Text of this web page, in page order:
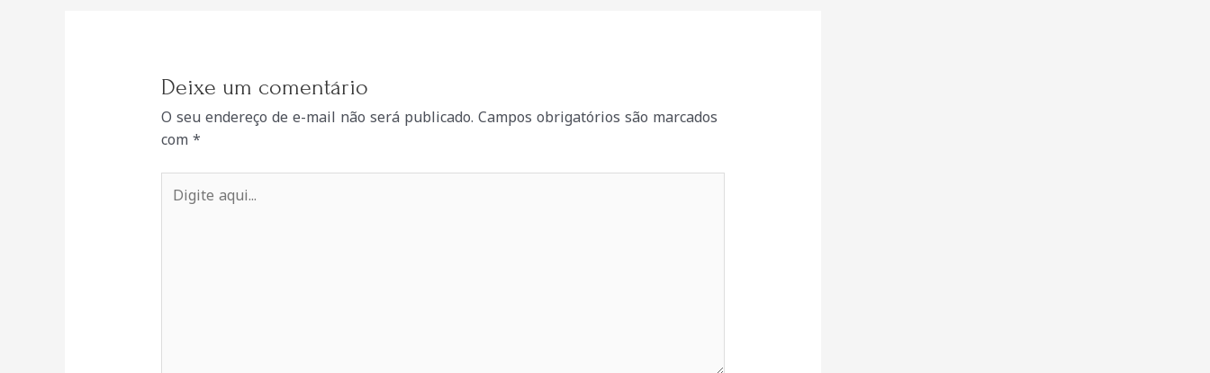
Deixe um comentário
O seu endereço de e-mail não será publicado.Campos obrigatórios são marcados
com*
Digite
aqui...